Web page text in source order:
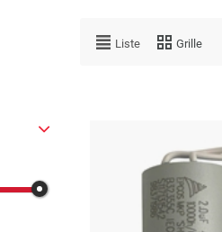
Liste Grille